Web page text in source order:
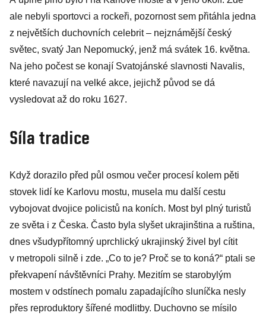
ale nebyli sportovci a rockeři, pozornost sem přitáhla jedna
z největších duchovních celebrit – nejznámější český
světec, svatý Jan Nepomucký, jenž má svátek 16. května.
Na jeho počest se konají Svatojánské slavnosti Navalis,
které navazují na velké akce, jejichž původ se dá
vysledovat až do roku 1627.
Síla tradice
Když dorazilo před půl osmou večer procesí kolem pěti
stovek lidí ke Karlovu mostu, musela mu další cestu
vybojovat dvojice policistů na koních. Most byl plný turistů
ze světa i z Česka. Často byla slyšet ukrajinština a ruština,
dnes všudypřítomný uprchlický ukrajinský živel byl cítit
v metropoli silně i zde. „Co to je? Proč se to koná?“ ptali se
překvapení návštěvníci Prahy. Mezitím se starobylým
mostem v odstínech pomalu zapadajícího sluníčka nesly
přes reproduktory šířené modlitby. Duchovno se mísilo